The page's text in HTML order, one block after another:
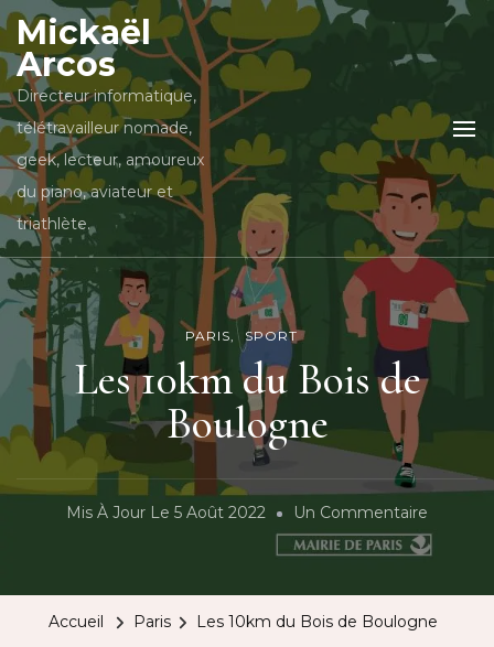
Mickaël
Arcos
Directeur informatique,
télétravailleur nomade,
geek, lecteur, amoureux
du piano, aviateur et
triathlète.
PARIS SPORT
Les 10km du Bois de
Boulogne
Mis À Jour Le 5 Août 2022 Un Commentaire
Les
Accueil Paris Les 10km du Bois de Boulogne